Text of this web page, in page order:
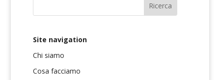
Site navigation
Chi siamo
Cosa facciamo